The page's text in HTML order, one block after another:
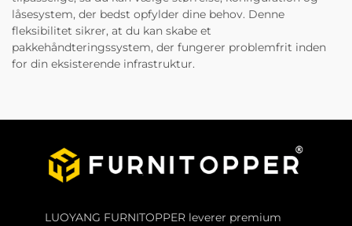
låsesystem, der bedst opfylder dine behov. Denne
fleksibilitet sikrer, at du kan skabe et
pakkehåndteringssystem, der fungerer problemfrit inden
for din eksisterende infrastruktur.
LUOYANG FURNITOPPER leverer premium